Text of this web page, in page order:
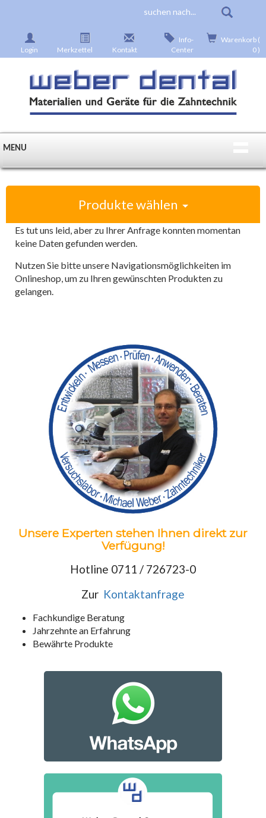
Login Merkzettel Kontakt
Info-
Center
Warenkorb (
0 )
MENU
Produkte wählen
Es tut uns leid, aber zu Ihrer Anfrage konnten momentan
keine Daten gefunden werden.
Nutzen Sie bitte unsere Navigationsmöglichkeiten im
Onlineshop, um zu Ihren gewünschten Produkten zu
gelangen.
Unsere Experten stehen Ihnen direkt zur
Verfügung!
Hotline 0711 / 726723-0
Zur Kontaktanfrage
Fachkundige Beratung
Jahrzehnte an Erfahrung
Bewährte Produkte